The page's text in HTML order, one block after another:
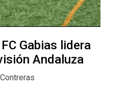
Gabias lidera
Andaluza